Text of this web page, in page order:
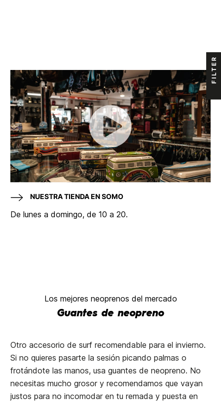
NUESTRA TIENDA EN SOMO
De lunes a domingo, de 10 a 20.
Los mejores neoprenos del mercado
Guantes de neopreno
Otro accesorio de surf recomendable para el invierno.
Si no quieres pasarte la sesión picando palmas o
frotándote las manos, usa guantes de neopreno. No
necesitas mucho grosor y recomendamos que vayan
justos para no incomodar en tu remada y puesta en
FILTER